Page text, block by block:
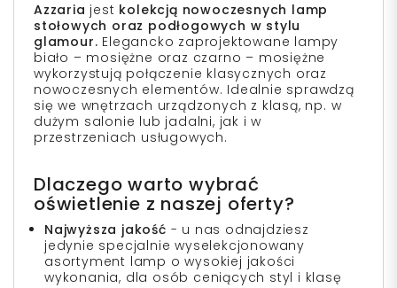
Azzaria jest kolekcją nowoczesnych lamp
stołowych oraz podłogowych w stylu
glamour. Elegancko zaprojektowane lampy
biało – mosiężne oraz czarno – mosiężne
wykorzystują połączenie klasycznych oraz
nowoczesnych elementów. Idealnie sprawdzą
się we wnętrzach urządzonych z klasą, np. w
dużym salonie lub jadalni, jak i w
przestrzeniach usługowych.
Dlaczego warto wybrać
oświetlenie z naszej oferty?
Najwyższa jakość - u nas odnajdziesz
jedynie specjalnie wyselekcjonowany
asortyment lamp o wysokiej jakości
wykonania, dla osób ceniących styl i klasę